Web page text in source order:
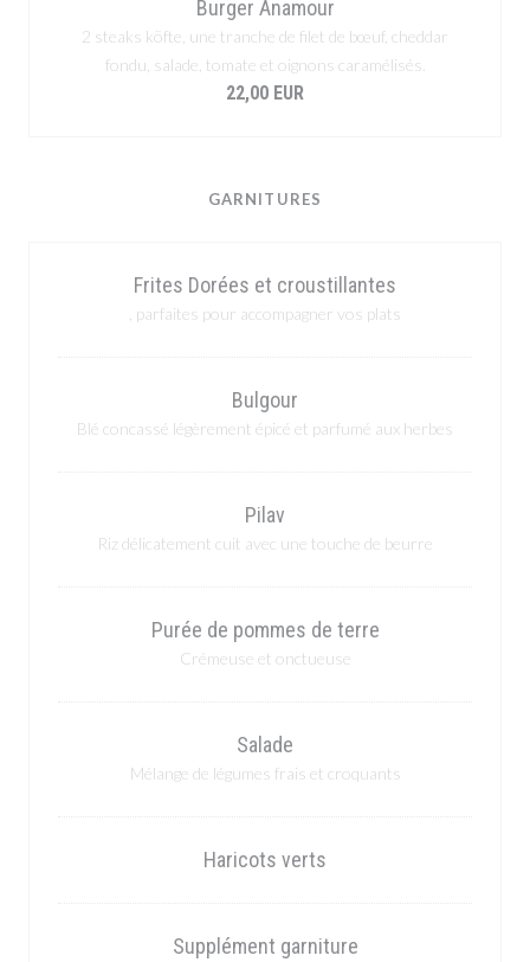
Burger Anamour
2 steaks köfte, une tranche de filet de bœuf, cheddar
fondu, salade, tomate et oignons caramélisés.
22,00 EUR
GARNITURES
Frites Dorées et croustillantes
, parfaites pour accompagner vos plats
Bulgour
Blé concassé légèrement épicé et parfumé aux herbes
Pilav
Riz délicatement cuit avec une touche de beurre
Purée de pommes de terre
Crémeuse et onctueuse
Salade
Mélange de légumes frais et croquants
Haricots verts
Supplément garniture